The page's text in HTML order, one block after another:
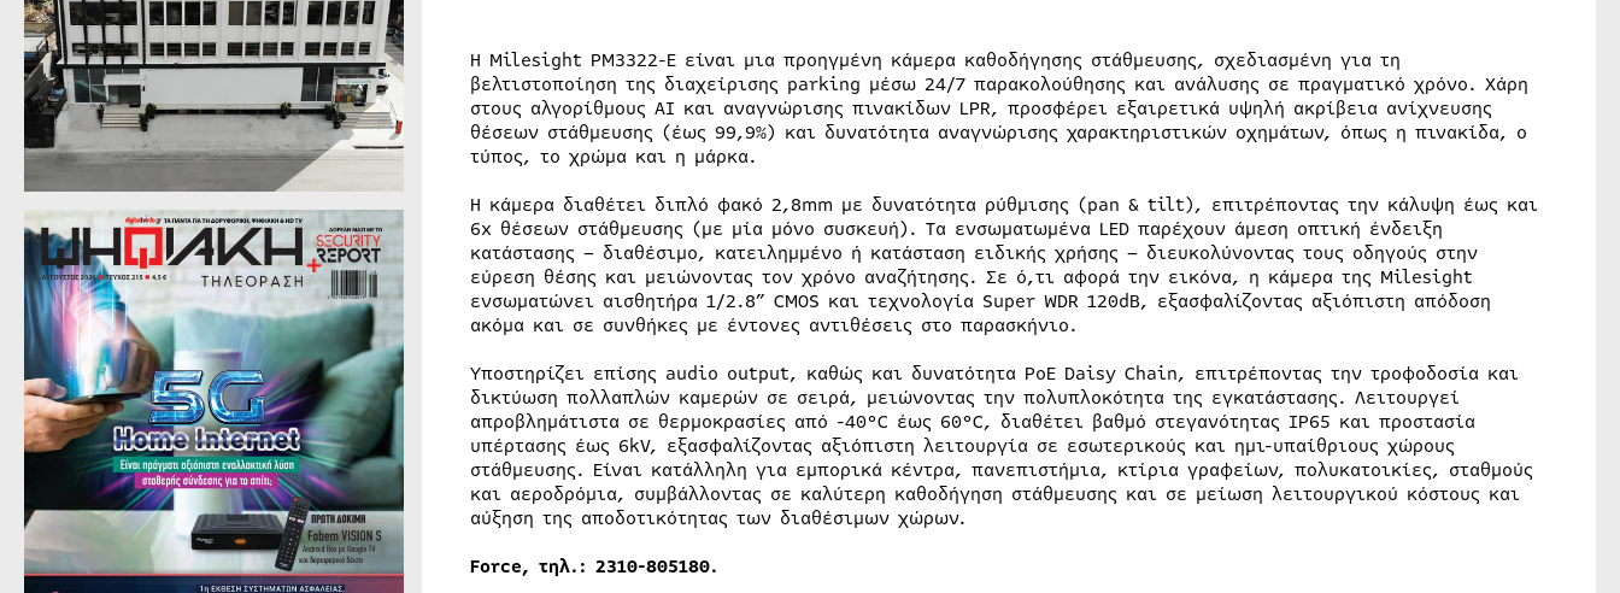
Η Milesight PM3322-E είναι μια προηγμένη κάμερα καθοδήγησης στάθμευσης, σχεδιασμένη για τη
βελτιστοποίηση της διαχείρισης parking μέσω 24/7 παρακολούθησης και ανάλυσης σε πραγματικό χρόνο. Χάρη
στους αλγορίθμους AI και αναγνώρισης πινακίδων LPR, προσφέρει εξαιρετικά υψηλή ακρίβεια ανίχνευσης
θέσεων στάθμευσης (έως 99,9%) και δυνατότητα αναγνώρισης χαρακτηριστικών οχημάτων, όπως η πινακίδα, ο
τύπος, το χρώμα και η μάρκα.
Η κάμερα διαθέτει διπλό φακό 2,8mm με δυνατότητα ρύθμισης (pan & tilt), επιτρέποντας την κάλυψη έως και
6x θέσεων στάθμευσης (με μία μόνο συσκευή). Τα ενσωματωμένα LED παρέχουν άμεση οπτική ένδειξη
κατάστασης – διαθέσιμο, κατειλημμένο ή κατάσταση ειδικής χρήσης – διευκολύνοντας τους οδηγούς στην
εύρεση θέσης και μειώνοντας τον χρόνο αναζήτησης. Σε ό,τι αφορά την εικόνα, η κάμερα της Milesight
ενσωματώνει αισθητήρα 1/2.8” CMOS και τεχνολογία Super WDR 120dB, εξασφαλίζοντας αξιόπιστη απόδοση
ακόμα και σε συνθήκες με έντονες αντιθέσεις στο παρασκήνιο.
Υποστηρίζει επίσης audio output, καθώς και δυνατότητα PoE Daisy Chain, επιτρέποντας την τροφοδοσία και
δικτύωση πολλαπλών καμερών σε σειρά, μειώνοντας την πολυπλοκότητα της εγκατάστασης. Λειτουργεί
απροβλημάτιστα σε θερμοκρασίες από -40°C έως 60°C, διαθέτει βαθμό στεγανότητας IP65 και προστασία
υπέρτασης έως 6kV, εξασφαλίζοντας αξιόπιστη λειτουργία σε εσωτερικούς και ημι-υπαίθριους χώρους
στάθμευσης. Είναι κατάλληλη για εμπορικά κέντρα, πανεπιστήμια, κτίρια γραφείων, πολυκατοικίες, σταθμούς
και αεροδρόμια, συμβάλλοντας σε καλύτερη καθοδήγηση στάθμευσης και σε μείωση λειτουργικού κόστους και
αύξηση της αποδοτικότητας των διαθέσιμων χώρων.
Force, τηλ.: 2310-805180.